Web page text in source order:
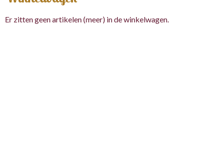
Er zitten geen artikelen (meer) in de winkelwagen.